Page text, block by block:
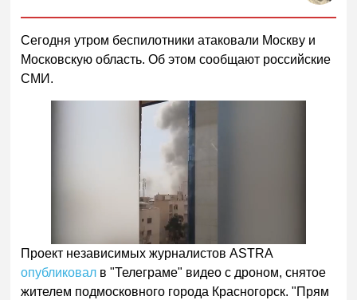
Сегодня утром беспилотники атаковали Москву и
Московскую область. Об этом сообщают российские
СМИ.
Проект независимых журналистов ASTRA
опубликовал в "Телеграме" видео с дроном, снятое
жителем подмосковного города Красногорск. "Прям